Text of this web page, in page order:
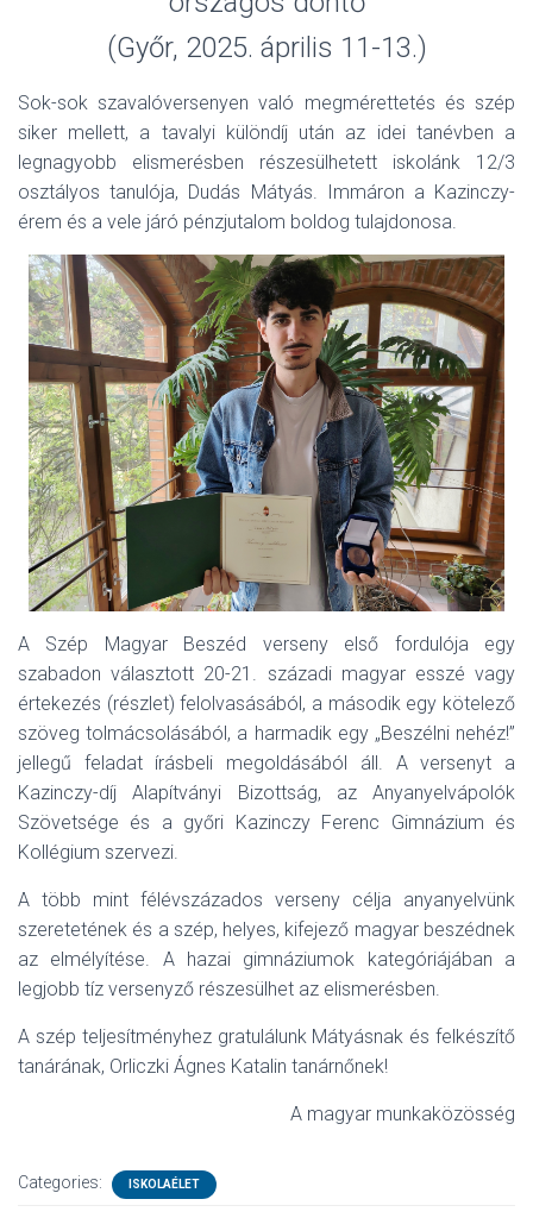
(Győr, 2025. április 11-13.)
Sok-sok szavalóversenyen való megmérettetés és szép
siker mellett, a tavalyi különdíj után az idei tanévben a
legnagyobb elismerésben részesülhetett iskolánk 12/3
osztályos tanulója, Dudás Mátyás. Immáron a Kazinczy-
érem és a vele járó pénzjutalom boldog tulajdonosa.
A Szép Magyar Beszéd verseny első fordulója egy
szabadon választott 20-21. századi magyar esszé vagy
értekezés (részlet) felolvasásából, a második egy kötelező
szöveg tolmácsolásából, a harmadik egy „Beszélni nehéz!”
jellegű feladat írásbeli megoldásából áll. A versenyt a
Kazinczy-díj Alapítványi Bizottság, az Anyanyelvápolók
Szövetsége és a győri Kazinczy Ferenc Gimnázium és
Kollégium szervezi.
A több mint félévszázados verseny célja anyanyelvünk
szeretetének és a szép, helyes, kifejező magyar beszédnek
az elmélyítése. A hazai gimnáziumok kategóriájában a
legjobb tíz versenyző részesülhet az elismerésben.
A szép teljesítményhez gratulálunk Mátyásnak és felkészítő
tanárának, Orliczki Ágnes Katalin tanárnőnek!
A magyar munkaközösség
Categories: ISKOLAÉLET